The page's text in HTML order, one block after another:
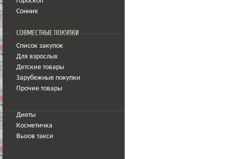
Сонник
СОВМЕСТНЫЕ ПОКУПКИ
Список закупок
Для взрослых
Детские товары
Зарубежные покупки
Прочие товары
Диеты
Косметичка
Вызов такси